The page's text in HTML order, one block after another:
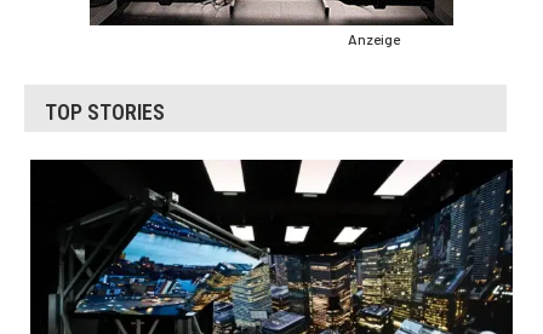
Anzeige
TOP STORIES